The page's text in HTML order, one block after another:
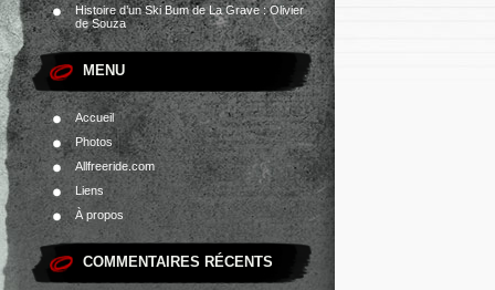
Histoire d’un Ski Bum de La Grave : Olivier
de Souza
MENU
Accueil
Photos
Allfreeride.com
Liens
À propos
COMMENTAIRES RÉCENTS